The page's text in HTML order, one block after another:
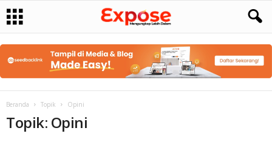
Beranda Topik Opini
Topik: Opini